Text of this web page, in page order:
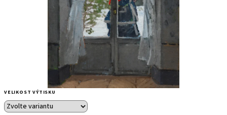
VELIKOST VÝTISKU